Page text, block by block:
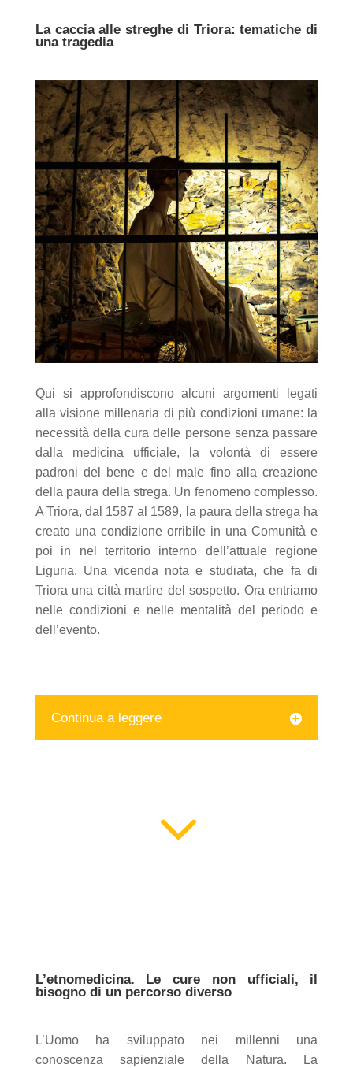
La caccia alle streghe di Triora: tematiche di
una tragedia
Qui si approfondiscono alcuni argomenti legati
alla visione millenaria di più condizioni umane: la
necessità della cura delle persone senza passare
dalla medicina ufficiale, la volontà di essere
padroni del bene e del male fino alla creazione
della paura della strega. Un fenomeno complesso.
A Triora, dal 1587 al 1589, la paura della strega ha
creato una condizione orribile in una Comunità e
poi in nel territorio interno dell’attuale regione
Liguria. Una vicenda nota e studiata, che fa di
Triora una città martire del sospetto. Ora entriamo
nelle condizioni e nelle mentalità del periodo e
dell’evento.
Continua a leggere
3
L’etnomedicina. Le cure non ufficiali, il
bisogno di un percorso diverso
L’Uomo ha sviluppato nei millenni una
conoscenza sapienziale della Natura. La